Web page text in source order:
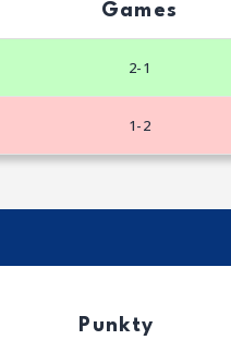
Games
2-1
1-2
Punkty